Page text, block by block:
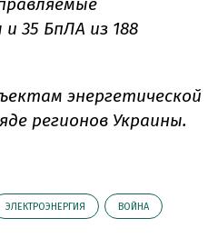
35 БпЛА из 188
энергетической
регионов Украины.
ЭЛЕКТРОЭНЕРГИЯ ВОЙНА